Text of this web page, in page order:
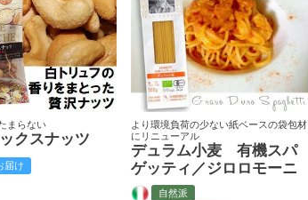
まらない
クスナッツ
届け
より環境負荷の少ない紙ベースの袋包材
にリニューアル
デュラム小麦 有機スパ
ゲッティ／ジロロモーニ
自然派